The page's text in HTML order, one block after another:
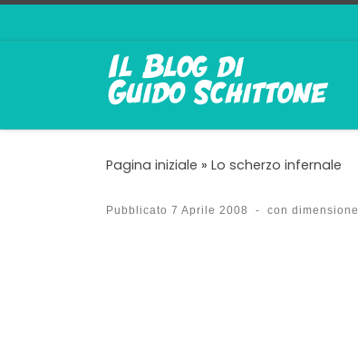
Pagina iniziale » Lo scherzo infernale
Pubblicato 7 Aprile 2008 - con dimensione